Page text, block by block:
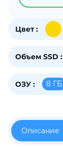
Цвет :
Объем SSD :
ОЗУ : 8 ГБ
Описание